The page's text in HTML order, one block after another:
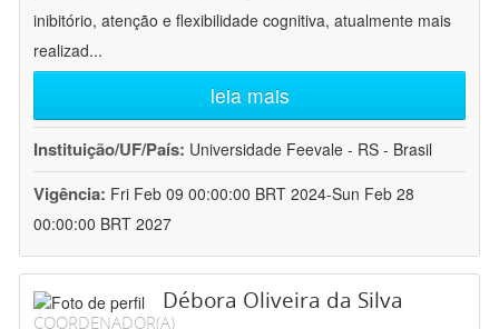
inibitório, atenção e flexibilidade cognitiva, atualmente mais
realizad...
leia mais
Instituição/UF/País: Universidade Feevale - RS - Brasil
Vigência: Fri Feb 09 00:00:00 BRT 2024-Sun Feb 28
00:00:00 BRT 2027
Débora Oliveira da Silva
COORDENADOR(A)